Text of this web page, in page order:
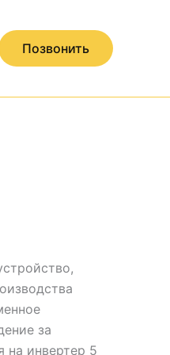
Позвонить
за
на инвертер 5